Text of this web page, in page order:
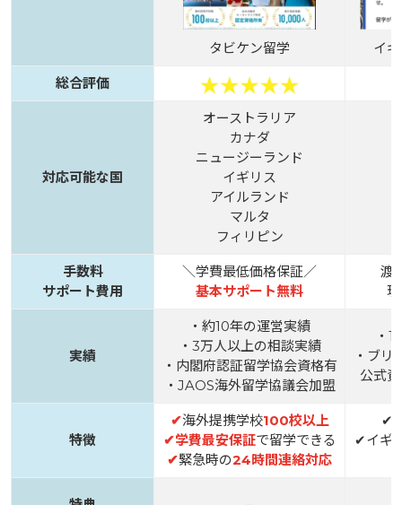
タビケン留学 イ
総合評価
対応可能な国
オーストラリア
カナダ
ニュージーランド
イギリス
アイルランド
マルタ
フィリピン
手数料
サポート費用
＼学費最低価格保証／
基本サポート無料
渡
実績
・約10年の運営実績
・3万人以上の相談実績
・内閣府認証留学協会資格有
・JAOS海外留学協議会加盟
・
・ブリ
公式
特徴
✔海外提携学校100校以上
✔学費最安保証で留学できる
✔緊急時の24時間連絡対応
✔
✔イギ